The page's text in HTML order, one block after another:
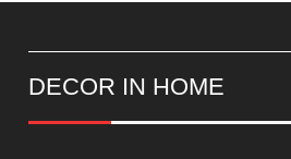
DECOR IN HOME